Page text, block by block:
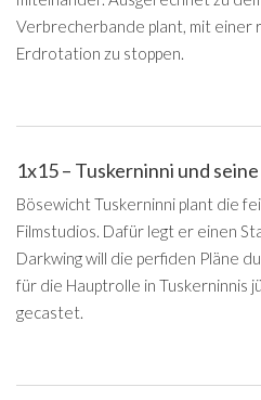
Verbrecherbande plant, mit einer
Erdrotation zu stoppen.
1x15 – Tuskerninni und
Bösewicht Tuskerninni plant die
Filmstudios. Dafür legt er einen
Darkwing will die perfiden Pläne
für die Hauptrolle in Tuskerninnis
gecastet.